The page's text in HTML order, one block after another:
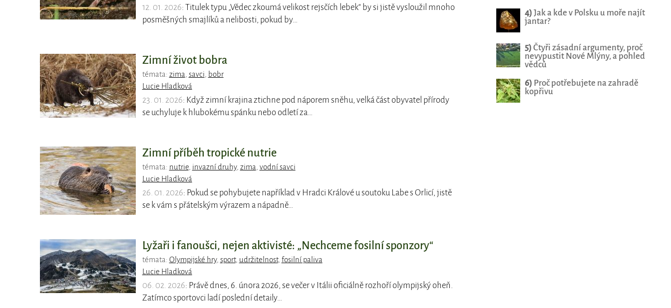
12. 01. 2026: Titulek typu „Vědec zkoumá velikost rejsčích lebek“ by si jistě vysloužil mnoho
posměšných smajlíků a nelibosti, pokud by…
Zimní život bobra
témata: zima savci
bobr
Lucie Hladková
23. 01. 2026: Když zimní krajina ztichne pod náporem sněhu, velká část obyvatel přírody
se uchyluje k hlubokému spánku nebo odletí za…
Zimní příběh tropické nutrie
témata: nutrie, invazní druhy, zima vodní savci
Lucie Hladková
26. 01. 2026: Pokud se pohybujete například v Hradci Králové u soutoku Labe s Orlicí, jistě
se k vám s přátelským výrazem a nápadně…
Lyžaři i fanoušci, nejen aktivisté: „Nechceme fosilní sponzory“
témata: Olympijské hry, sport, udržitelnost, fosilní paliva
Lucie Hladková
06. 02. 2026: Právě dnes, 6. února 2026, se večer v Itálii oficiálně rozhoří olympijský oheň.
Zatímco sportovci ladí poslední detaily…
4) Jak a kde v Polsku u moře najít
jantar?
5) Čtyři zásadní argumenty, proč
nevypustit Nové Mlýny, a pohled
vědců
6) Proč potřebujete na zahradě
kopřivu